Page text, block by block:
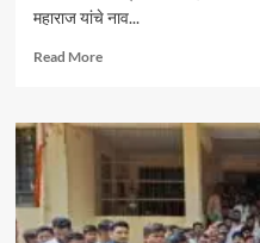
महाराज यांचे नाव...
Read MoreRead
आंदोलनादरम्यान
पंचायत
समितीत
तणाव
;